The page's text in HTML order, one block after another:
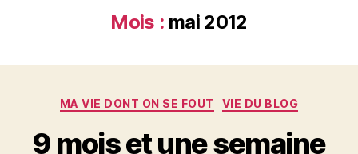
Mois : mai 2012
Catégories
MA VIE DONT ON SE FOUT VIE DU BLOG
9 mois et une semaine